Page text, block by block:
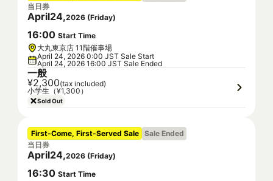
当日券
April24,2026 (Friday)
16:00 Start Time
大丸東京店 11階催事場
April 24, 2026 0:00 JST Sale Start
April 24, 2026 16:00 JST Sale Ended
一般
¥2,300(tax included)
小学生（¥1,300）
Sold Out
First-Come, First-Served Sale Sale Ended
当日券
April24,2026 (Friday)
16:30 Start Time